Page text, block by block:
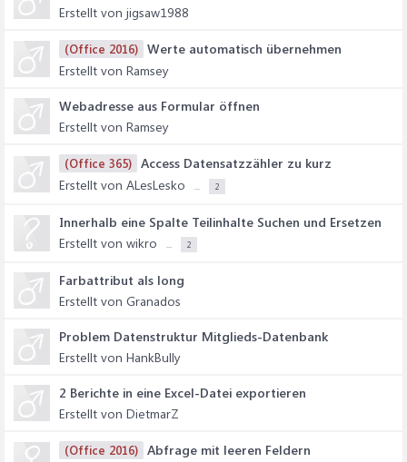
Erstellt von jigsaw1988
(Office 2016) Werte automatisch übernehmen
Erstellt von Ramsey
Webadresse aus Formular öffnen
Erstellt von Ramsey
(Office 365) Access Datensatzzähler zu kurz
Erstellt von ALesLesko
2
Innerhalb eine Spalte Teilinhalte Suchen und Ersetzen
Erstellt von wikro
2
Farbattribut als long
Erstellt von Granados
Problem Datenstruktur Mitglieds-Datenbank
Erstellt von HankBully
2 Berichte in eine Excel-Datei exportieren
Erstellt von DietmarZ
(Office 2016) Abfrage mit leeren Feldern